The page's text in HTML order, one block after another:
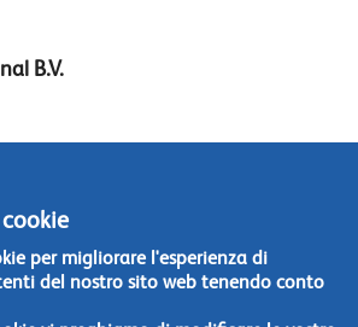
B.V.
per migliorare l'esperienza di
del nostro sito web tenendo conto